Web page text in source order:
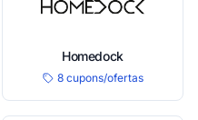
Homedock
8 cupons/ofertas